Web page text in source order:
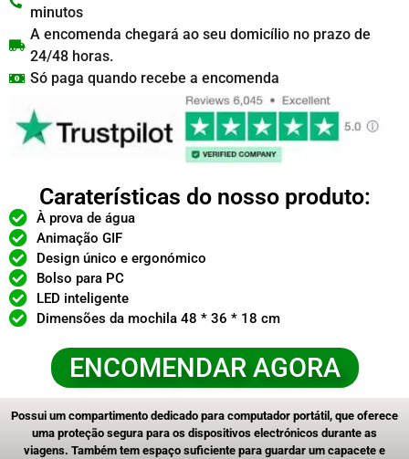
minutos
A encomenda chegará ao seu domicílio no prazo de
24/48 horas.
Só paga quando recebe a encomenda
Caraterísticas do nosso produto:
À prova de água
Animação GIF
Design único e ergonómico
Bolso para PC
LED inteligente
Dimensões da mochila 48 * 36 * 18 cm
ENCOMENDAR AGORA
Possui um compartimento dedicado para computador portátil, que oferece
uma proteção segura para os dispositivos electrónicos durante as
viagens. Também tem espaço suficiente para guardar um capacete e